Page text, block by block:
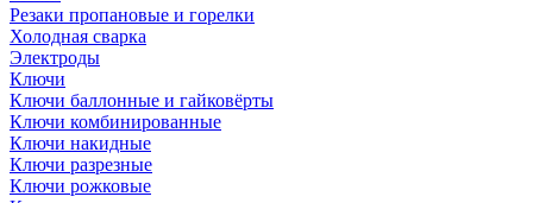
Резаки пропановые и горелки
Холодная сварка
Электроды
Ключи
Ключи баллонные и гайковёрты
Ключи комбинированные
Ключи накидные
Ключи разрезные
Ключи рожковые